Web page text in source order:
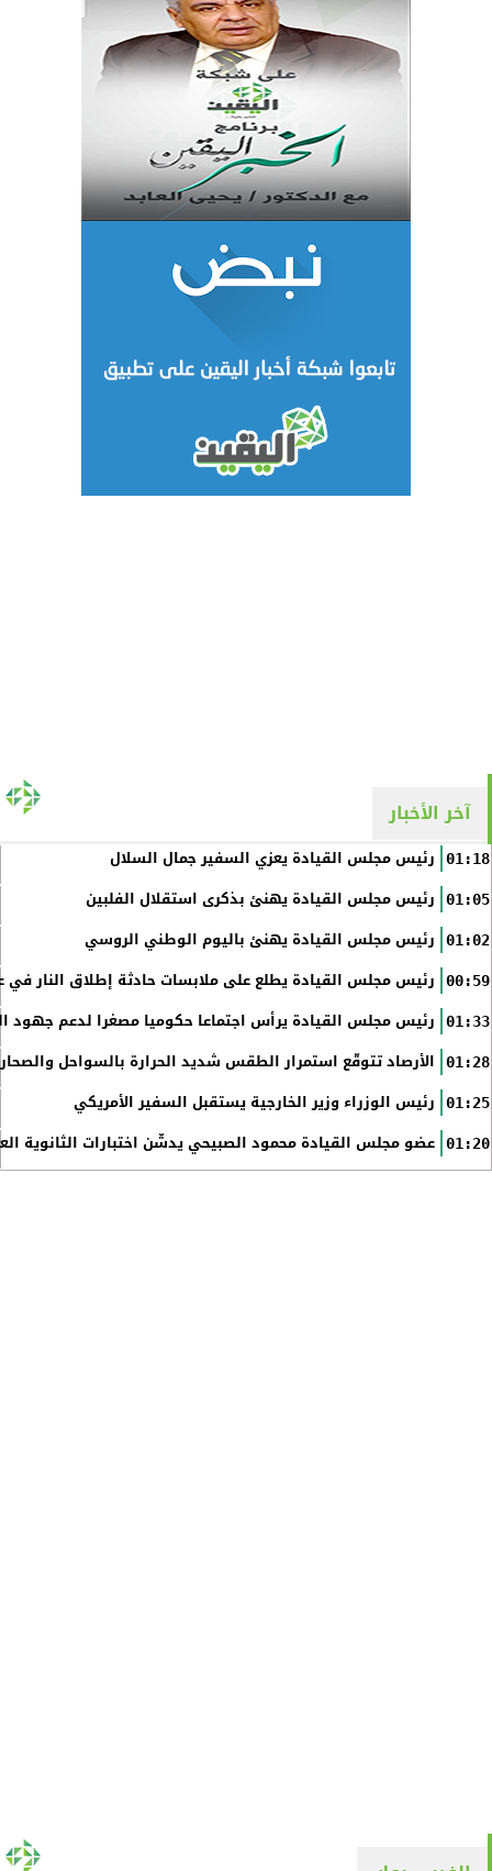
آخر الأخبار
01:18 رئيس مجلس القيادة يعزي السفير جمال السلال
01:05 رئيس مجلس القيادة يهنئ بذكرى استقلال الفلبين
01:02 رئيس مجلس القيادة يهنئ باليوم الوطني الروسي
00:59 رئيس مجلس القيادة يطلع على ملابسات حادثة إطلاق النار في
01:33 رئيس مجلس القيادة يرأس اجتماعا حكوميا مصغرا لدعم جهود
01:28 الأرصاد تتوقّع استمرار الطقس شديد الحرارة بالسواحل
01:25 رئيس الوزراء وزير الخارجية يستقبل السفير الأمريكي
01:20 عضو مجلس القيادة محمود الصبيحي يدشّن اختبارات الثانوية